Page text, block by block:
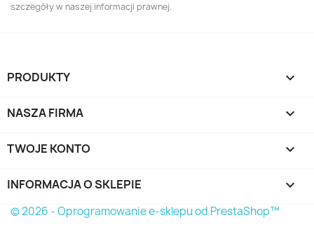
szczegóły w naszej informacji prawnej.
PRODUKTY 
NASZA FIRMA 
TWOJE KONTO 
INFORMACJA O SKLEPIE keyboard_arrow_down
© 2026 - Oprogramowanie e-sklepu od PrestaShop™